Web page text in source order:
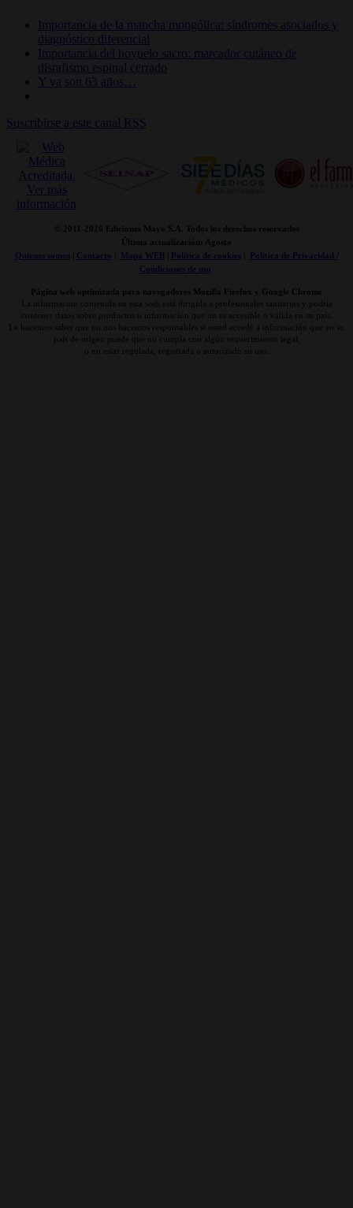
Importancia de la mancha mongólica: síndromes asociados y
diagnóstico diferencial
Importancia del hoyuelo sacro: marcador cutáneo de
disrafismo espinal cerrado
Y ya son 63 años…
Suscribirse a este canal RSS
© 2011- 2026 Ediciones Mayo S.A. Todos los derechos reservados
Última actualización: Agosto
Quienes somos| Contacto Mapa WEB| Politica de cookies|
Politica de Privacidad /
Condiciones de uso
Página web optimizada para navegadores Mozilla Firefox y Google Chrome
La información contenida en esta web está dirigida a profesionales sanitarios y podría
contener datos sobre productos o información que no es accesible o válida en su país.
Le hacemos saber que no nos hacemos responsables si usted accede a información que en su
país de origen puede que no cumpla con algún requerimiento legal,
o no estar regulada, registrada o autorizado su uso.